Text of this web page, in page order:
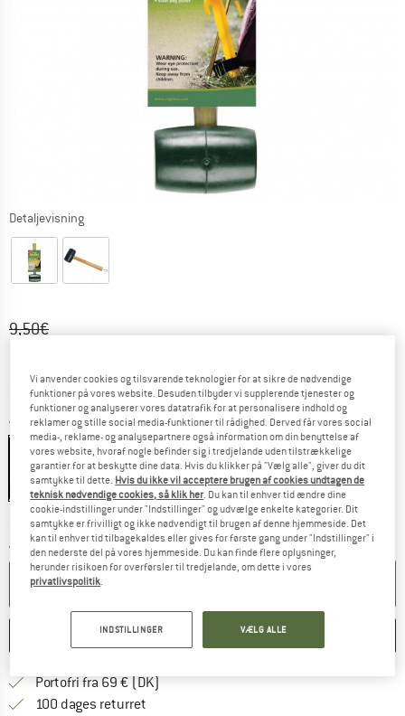
Detaljevisning
Original pris :
9,50€
Pris:
plus ForsendelsesomkostningerOplysninger om
Variant:Standard
15%
Leveringstid: 4-6 arbejdsdageLinket åbnes i en infoboks og indeholder
Antal:
HUSKE SAMMENLIGNE
Portofri fra 69 € (DK)Find oplysninger om forsendelse her!
100 dages returret
Vi anvender cookies og tilsvarende teknologier for at sikre de nødvendige
funktioner på vores website. Desuden tilbyder vi supplerende tjenester og
funktioner og analyserer vores datatrafik for at personalisere indhold og
reklamer og stille social media-funktioner til rådighed. Derved får vores social
media-, reklame- og analysepartnere også information om din benyttelse af
vores website, hvoraf nogle befinder sig i tredjelande uden tilstrækkelige
garantier for at beskytte dine data. Hvis du klikker på "Vælg alle", giver du dit
samtykke til dette. Hvis du ikke vil acceptere brugen af cookies undtagen de
teknisk nødvendige cookies, så klik her . Du kan til enhver tid ændre dine
cookie-indstillinger under "Indstillinger" og udvælge enkelte kategorier. Dit
samtykke er frivilligt og ikke nødvendigt til brugen af denne hjemmeside. Det
kan til enhver tid tilbagekaldes eller gives for første gang under "Indstillinger" i
den nederste del på vores hjemmeside. Du kan finde flere oplysninger,
herunder risikoen for overførsler til tredjelande, om dette i vores
privatlivspolitik
INDSTILLINGER VÆLG ALLE